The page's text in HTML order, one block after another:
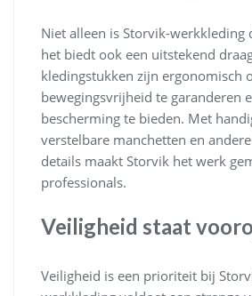
Niet alleen is Storvik-werkkleding
het biedt ook een uitstekend
kledingstukken zijn ergonomisch
bewegingsvrijheid te garanderen
bescherming te bieden. Met
verstelbare manchetten en
details maakt Storvik het werk
professionals.
Veiligheid staat
Veiligheid is een prioriteit bij